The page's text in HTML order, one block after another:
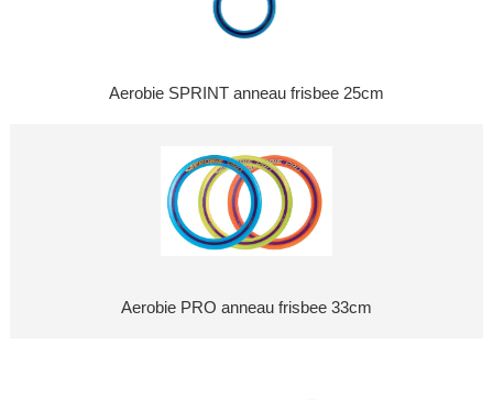
Aerobie SPRINT anneau frisbee 25cm
Aerobie PRO anneau frisbee 33cm